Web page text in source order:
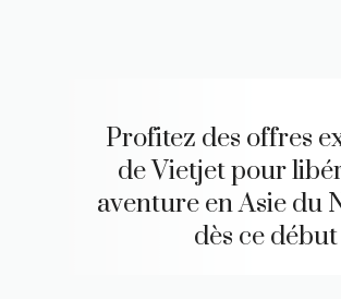
Profitez des offres
de Vietjet pour
aventure en Asie du
dès ce